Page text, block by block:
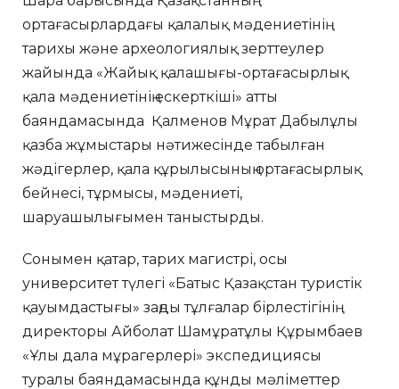
ортағасырлардағы қалалық мәдениетінің
тарихы және археологиялық зерттеулер
жайында «Жайық қалашығы-ортағасырлық
қала мәдениетінің ескерткіші» атты
баяндамасында Қалменов Мұрат Дабылұлы
қазба жұмыстары нәтижесінде табылған
жәдігерлер, қала құрылысының ортағасырлық
бейнесі, тұрмысы, мәдениеті,
шаруашылығымен таныстырды.
Сонымен қатар, тарих магистрі, осы
университет түлегі «Батыс Қазақстан туристік
қауымдастығы» заңды тұлғалар бірлестігінің
директоры Айболат Шамұратұлы Құрымбаев
«Ұлы дала мұрагерлері» экспедициясы
туралы баяндамасында құнды мәліметтер